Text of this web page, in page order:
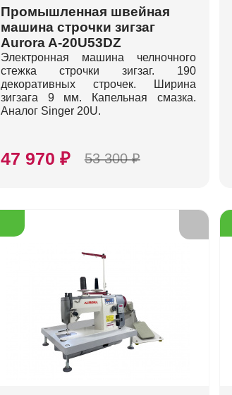
Промышленная швейная
машина строчки зигзаг
Aurora A-20U53DZ
Электронная машина челночного
стежка строчки зигзаг. 190
декоративных строчек. Ширина
зигзага 9 мм. Капельная смазка.
Аналог Singer 20U.
47 970 ₽ 53 300 ₽